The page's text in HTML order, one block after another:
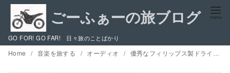
ン
GO FOR! GO FAR! 日々旅のことばかり
Home 音楽を旅する オーディオ 優秀なフィリップス製ドライブメカの搭載で有名なマランツのCDプレーヤーを安価に修理してみた / ピックアップユニット CDM-4 のギア（歯車）交換